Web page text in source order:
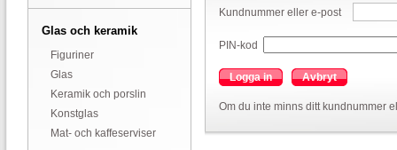
Glas och keramik
Figuriner
Glas
Keramik och porslin
Konstglas
Mat- och kaffeserviser
Kundnummer eller e-post
PIN-kod
Logga in Avbryt
Om du inte minns ditt kundnummer